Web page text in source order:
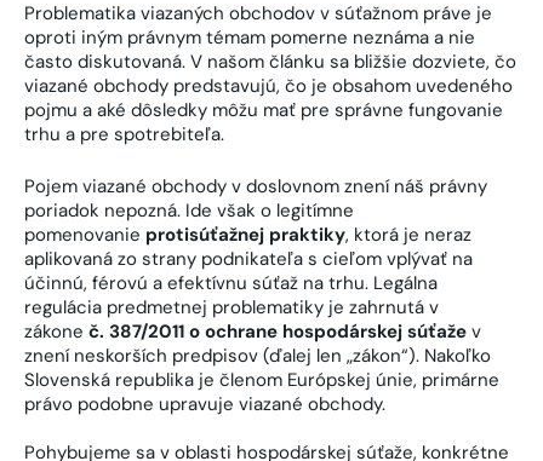
Problematika viazaných obchodov v súťažnom práve je
oproti iným právnym témam pomerne neznáma a nie
často diskutovaná. V našom článku sa bližšie dozviete, čo
viazané obchody predstavujú, čo je obsahom uvedeného
pojmu a aké dôsledky môžu mať pre správne fungovanie
trhu a pre spotrebiteľa.
Pojem viazané obchody v doslovnom znení náš právny
poriadok nepozná. Ide však o legitímne
pomenovanie protisúťažnej praktiky, ktorá je neraz
aplikovaná zo strany podnikateľa s cieľom vplývať na
účinnú, férovú a efektívnu súťaž na trhu. Legálna
regulácia predmetnej problematiky je zahrnutá v
zákone č. 387/2011 o ochrane hospodárskej súťaže v
znení neskorších predpisov (ďalej len „zákon“). Nakoľko
Slovenská republika je členom Európskej únie, primárne
právo podobne upravuje viazané obchody.
Pohybujeme sa v oblasti hospodárskej súťaže, konkrétne